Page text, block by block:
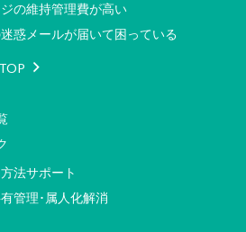
の維持管理費が高い
惑メールが届いて困っている
法サポート
管理･属人化解消